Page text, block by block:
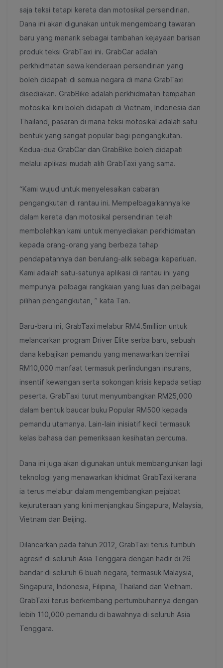
saja teksi tetapi kereta dan motosikal persendirian.
Dana ini akan digunakan untuk mengembang tawaran
baru yang menarik sebagai tambahan kejayaan barisan
produk teksi GrabTaxi ini. GrabCar adalah
perkhidmatan sewa kenderaan persendirian yang
boleh didapati di semua negara di mana GrabTaxi
disediakan. GrabBike adalah perkhidmatan tempahan
motosikal kini boleh didapati di Vietnam, Indonesia dan
Thailand, pasaran di mana teksi motosikal adalah satu
bentuk yang sangat popular bagi pengangkutan.
Kedua-dua GrabCar dan GrabBike boleh didapati
melalui aplikasi mudah alih GrabTaxi yang sama.
“Kami wujud untuk menyelesaikan cabaran
pengangkutan di rantau ini. Mempelbagaikannya ke
dalam kereta dan motosikal persendirian telah
membolehkan kami untuk menyediakan perkhidmatan
kepada orang-orang yang berbeza tahap
pendapatannya dan berulang-alik sebagai keperluan.
Kami adalah satu-satunya aplikasi di rantau ini yang
mempunyai pelbagai rangkaian yang luas dan pelbagai
pilihan pengangkutan, ” kata Tan.
Baru-baru ini, GrabTaxi melabur RM4.5million untuk
melancarkan program Driver Elite serba baru, sebuah
dana kebajikan pemandu yang menawarkan bernilai
RM10,000 manfaat termasuk perlindungan insurans,
insentif kewangan serta sokongan krisis kepada setiap
peserta. GrabTaxi turut menyumbangkan RM25,000
dalam bentuk baucar buku Popular RM500 kepada
pemandu utamanya. Lain-lain inisiatif kecil termasuk
kelas bahasa dan pemeriksaan kesihatan percuma.
Dana ini juga akan digunakan untuk membangunkan lagi
teknologi yang menawarkan khidmat GrabTaxi kerana
ia terus melabur dalam mengembangkan pejabat
kejuruteraan yang kini menjangkau Singapura, Malaysia,
Vietnam dan Beijing.
Dilancarkan pada tahun 2012, GrabTaxi terus tumbuh
agresif di seluruh Asia Tenggara dengan hadir di 26
bandar di seluruh 6 buah negara, termasuk Malaysia,
Singapura, Indonesia, Filipina, Thailand dan Vietnam.
GrabTaxi terus berkembang pertumbuhannya dengan
lebih 110,000 pemandu di bawahnya di seluruh Asia
Tenggara.